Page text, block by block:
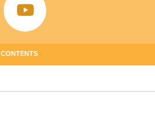
CONTENTS